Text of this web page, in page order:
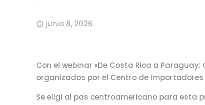
junio 8, 2026
Con el webinar «De Costa Rica a
organizados por el Centro de
Se eligi al pas centroamericano para esta